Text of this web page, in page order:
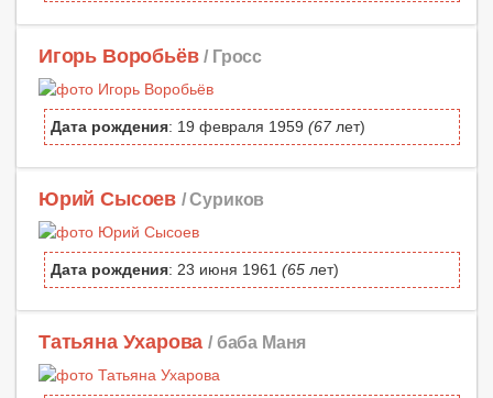
Игорь Воробьёв / Гросс
Дата рождения: 19 февраля 1959 (67лет)
Юрий Сысоев / Суриков
Дата рождения: 23 июня 1961 (65 лет)
Татьяна Ухарова / баба Маня